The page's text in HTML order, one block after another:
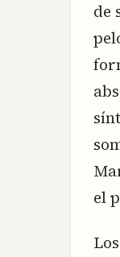
de
el